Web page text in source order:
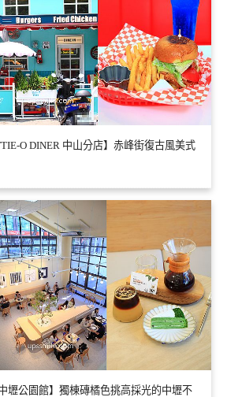
O DINER 中山分店】赤峰街復古風美式
壢公園館】獨棟磚橘色挑高採光的中壢不